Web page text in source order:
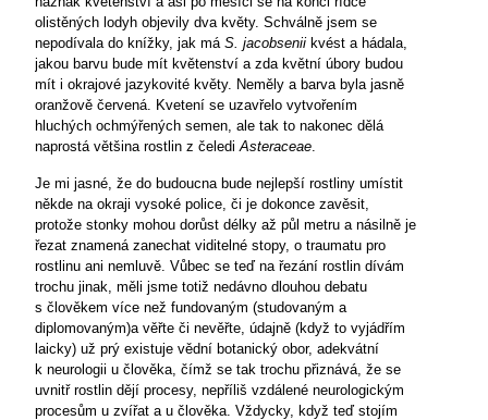
olistěných lodyh objevily dva květy. Schválně jsem se
nepodívala do knížky, jak máS. jacobsenii kvést a hádala,
jakou barvu bude mít květenství a zda květní úbory budou
mít i okrajové jazykovité květy. Neměly a barva byla jasně
oranžově červená. Kvetení se uzavřelo vytvořením
hluchých ochmýřených semen, ale tak to nakonec dělá
naprostá většina rostlin z čelediAsteraceae.
Je mi jasné, že do budoucna bude nejlepší rostliny umístit
někde na okraji vysoké police, či je dokonce zavěsit,
protože stonky mohou dorůst délky až půl metru a násilně je
řezat znamená zanechat viditelné stopy, o traumatu pro
rostlinu ani nemluvě. Vůbec se teď na řezání rostlin dívám
trochu jinak, měli jsme totiž nedávno dlouhou debatu
s člověkem více než fundovaným (studovaným a
diplomovaným)a věřte či nevěřte, údajně (když to vyjádřím
laicky) už prý existuje vědní botanický obor, adekvátní
k neurologii u člověka, čímž se tak trochu přiznává, že se
uvnitř rostlin dějí procesy, nepříliš vzdálené neurologickým
procesům u zvířat a u člověka. Vždycky, když teď stojím